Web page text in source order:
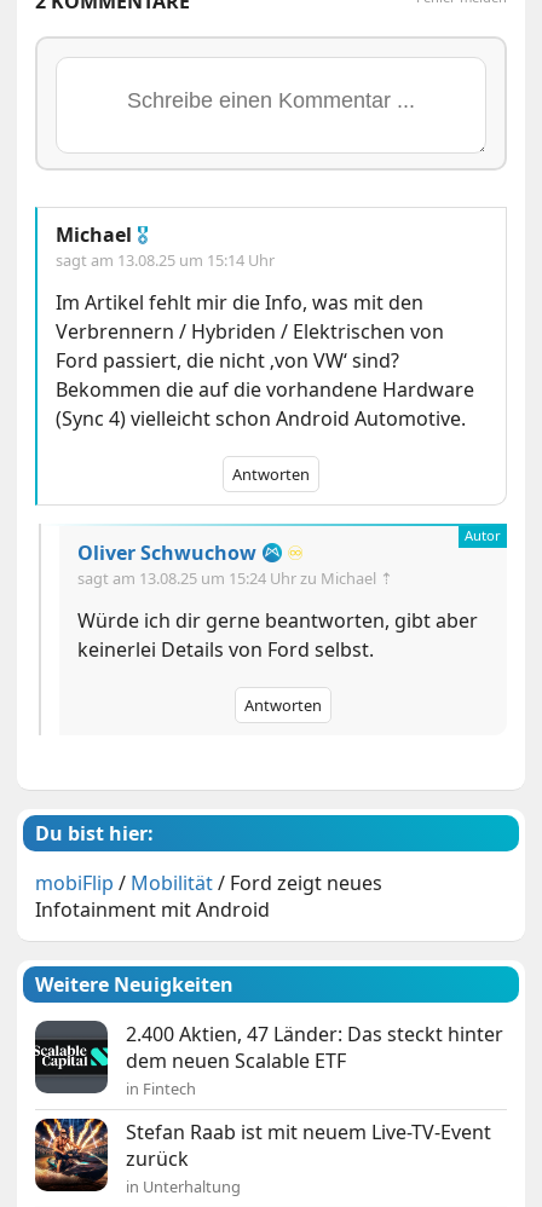
Michael 🎖
sagt am 13.08.25 um 15:14 Uhr
Im Artikel fehlt mir die Info, was mit den
Verbrennern / Hybriden / Elektrischen von
Ford passiert, die nicht ‚von VW‘ sind?
Bekommen die auf die vorhandene Hardware
(Sync 4) vielleicht schon Android Automotive.
Antworten
Oliver Schwuchow ♾️
sagt am 13.08.25 um 15:24 Uhrzu Michael ⇡
Würde ich dir gerne beantworten, gibt aber
keinerlei Details von Ford selbst.
Antworten
Du bist hier:
mobiFlip / Mobilität/ Ford zeigt neues
Infotainment mit Android
Weitere Neuigkeiten
2.400 Aktien, 47 Länder: Das steckt hinter
dem neuen Scalable ETF
in Fintech
Stefan Raab ist mit neuem Live-TV-Event
zurück
in Unterhaltung